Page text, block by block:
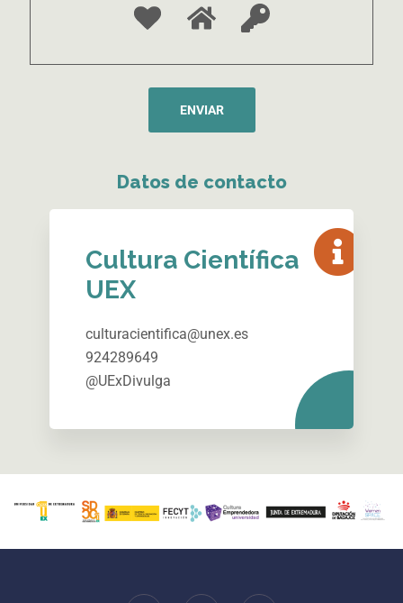
Datos de contacto
Cultura Científica
UEX
culturacientifica@unex.es
924289649
@UExDivulga